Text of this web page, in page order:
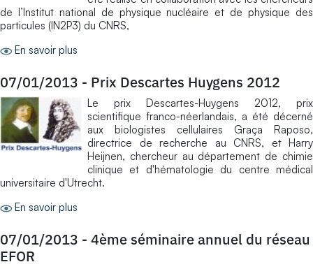
de l’Institut national de physique nucléaire et de physique des
particules (IN2P3) du CNRS,
En savoir plus
07/01/2013 - Prix Descartes Huygens 2012
Le prix Descartes-Huygens 2012, prix
scientifique franco-néerlandais, a été décerné
aux biologistes cellulaires Graça Raposo,
directrice de recherche au CNRS, et Harry
Heijnen, chercheur au département de chimie
clinique et d'hématologie du centre médical
universitaire d'Utrecht.
En savoir plus
07/01/2013 - 4ème séminaire annuel du réseau
EFOR